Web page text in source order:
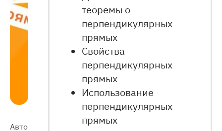
Автор:
теоремы о
перпендикулярных
прямых
Свойства
перпендикулярных
прямых
Использование
перпендикулярных
прямых